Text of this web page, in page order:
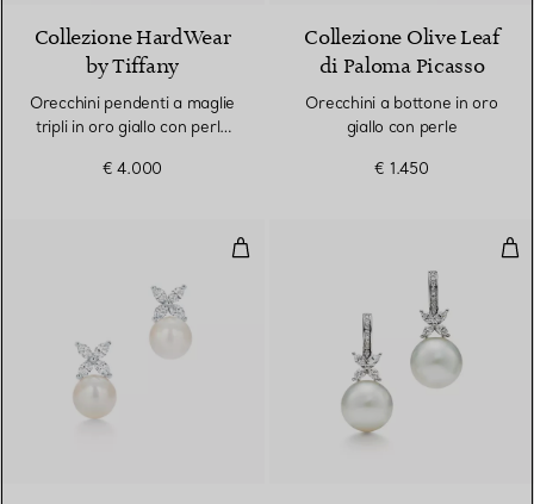
Collezione HardWear
by Tiffany
Orecchini pendenti a maglie
tripli in oro giallo con perle
€ 4.000
Collezione Olive Leaf
di Paloma Picasso
Orecchini a bottone in oro
giallo con perle
€ 1.450
Orecchini